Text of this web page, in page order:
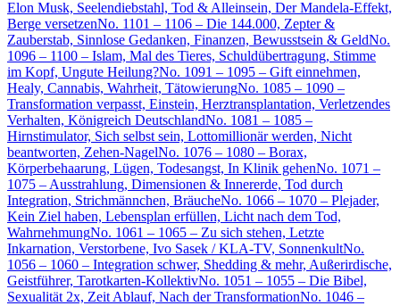
Elon Musk, Seelendiebstahl, Tod & Alleinsein, Der Mandela-Effekt,
Berge versetzenNo. 1101 – 1106 – Die 144.000, Zepter &
Zauberstab, Sinnlose Gedanken, Finanzen, Bewusstsein & GeldNo.
1096 – 1100 – Islam, Mal des Tieres, Schuldübertragung, Stimme
im Kopf, Ungute Heilung?No. 1091 – 1095 – Gift einnehmen,
Healy, Cannabis, Wahrheit, TätowierungNo. 1085 – 1090 –
Transformation verpasst, Einstein, Herztransplantation, Verletzendes
Verhalten, Königreich DeutschlandNo. 1081 – 1085 –
Hirnstimulator, Sich selbst sein, Lottomillionär werden, Nicht
beantworten, Zehen-NagelNo. 1076 – 1080 – Borax,
Körperbehaarung, Lügen, Todesangst, In Klinik gehenNo. 1071 –
1075 – Ausstrahlung, Dimensionen & Innererde, Tod durch
Integration, Strichmännchen, BräucheNo. 1066 – 1070 – Plejader,
Kein Ziel haben, Lebensplan erfüllen, Licht nach dem Tod,
WahrnehmungNo. 1061 – 1065 – Zu sich stehen, Letzte
Inkarnation, Verstorbene, Ivo Sasek / KLA-TV, SonnenkultNo.
1056 – 1060 – Integration schwer, Shedding & mehr, Außerirdische,
Geistführer, Tarotkarten-KollektivNo. 1051 – 1055 – Die Bibel,
Sexualität 2x, Zeit Ablauf, Nach der TransformationNo. 1046 –